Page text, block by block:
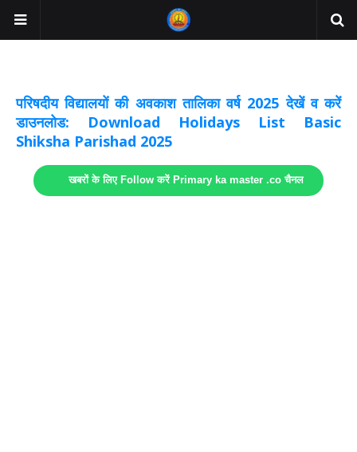
परिषदीय विद्यालयों की अवकाश तालिका वर्ष 2025 देखें व करें
डाउनलोड: Download Holidays List Basic
Shiksha Parishad 2025
खबरों के लिए Follow करें Primary ka master .co चैनल